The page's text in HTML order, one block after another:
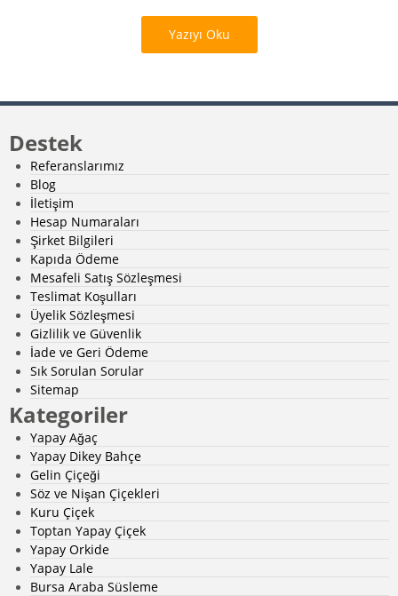
Yazıyı Oku
Destek
Referanslarımız
Blog
İletişim
Hesap Numaraları
Şirket Bilgileri
Kapıda Ödeme
Mesafeli Satış Sözleşmesi
Teslimat Koşulları
Üyelik Sözleşmesi
Gizlilik ve Güvenlik
İade ve Geri Ödeme
Sık Sorulan Sorular
Sitemap
Kategoriler
Yapay Ağaç
Yapay Dikey Bahçe
Gelin Çiçeği
Söz ve Nişan Çiçekleri
Kuru Çiçek
Toptan Yapay Çiçek
Yapay Orkide
Yapay Lale
Bursa Araba Süsleme